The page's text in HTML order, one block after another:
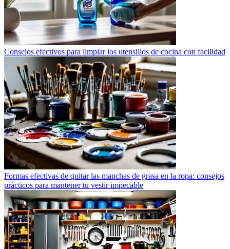
Consejos efectivos para limpiar los utensilios de cocina con facilidad
Formas efectivas de quitar las manchas de grasa en la ropa: consejos
prácticos para mantener tu vestir impecable